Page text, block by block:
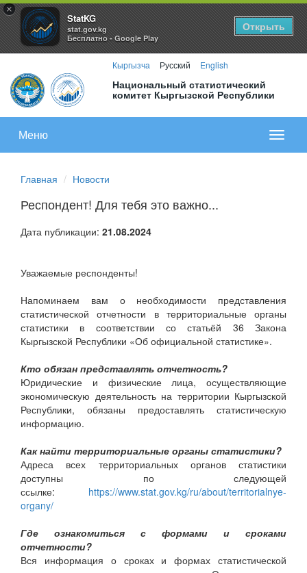
×
StatKG
stat.gov.kg
Бесплатно - Google Play
Открыть
Кыргызча Русский English
Национальный статистический
комитет Кыргызской Республики
меню
Меню
Главная Новости
Респондент! Для тебя это важно...
Дата публикации: 21.08.2024
Уважаемые респонденты!
Напоминаем вам о необходимости представления
статистической отчетности в территориальные органы
статистики в соответствии со статьёй 36 Закона
Кыргызской Республики «Об официальной статистике».
Кто обязан представлять отчетность?
Юридические и физические лица, осуществляющие
экономическую деятельность на территории Кыргызской
Республики, обязаны предоставлять статистическую
информацию.
Как найти территориальные органы статистики?
Адреса всех территориальных органов статистики
доступны по следующей
ссылке: https://www.stat.gov.kg/ru/about/territorialnye-
organy/
Где ознакомиться с формами и сроками
отчетности?
Вся информация о сроках и формах статистической